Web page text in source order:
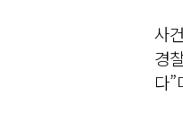
사
경
다